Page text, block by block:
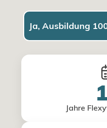
Ja, Ausbildung
Jahre